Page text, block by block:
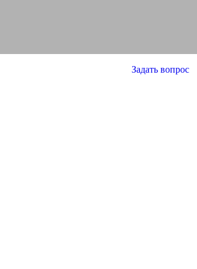
Задать вопрос